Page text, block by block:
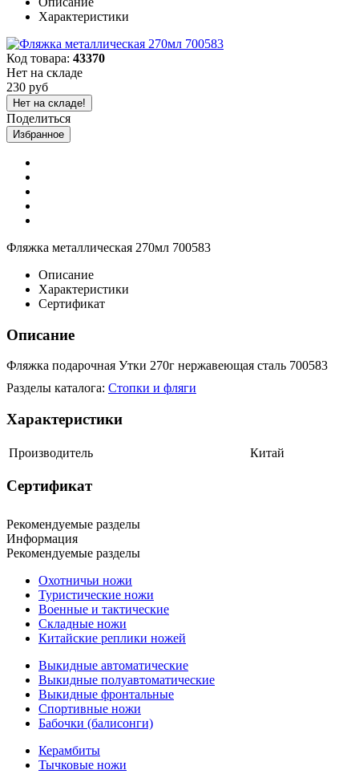
Характеристики
Код товара: 43370
Нет на складе
230 руб
Нет на складе!
Поделиться
Избранное
Фляжка металлическая 270мл 700583
Описание
Характеристики
Сертификат
Описание
Фляжка подарочная Утки 270г нержавеющая сталь 700583
Разделы каталога: Стопки и фляги
Характеристики
Производитель Китай
Сертификат
Рекомендуемые разделы
Информация
Рекомендуемые разделы
Охотничьи ножи
Туристические ножи
Военные и тактические
Складные ножи
Китайские реплики ножей
Выкидные автоматические
Выкидные полуавтоматические
Выкидные фронтальные
Спортивные ножи
Бабочки (балисонги)
Керамбиты
Тычковые ножи